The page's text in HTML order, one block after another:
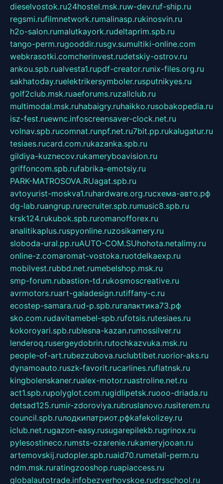
dieselvostok.ru24hostel.msk.ruw-dev.ruf-ship.ru
regsmi.rufilmnetwork.rumalinasp.rukinosvin.ru
h2o-salon.rumalutkayork.rudeltaprim.spb.ru
tango-perm.rugooddir.rusgv.sumultiki-online.com
webkrasotki.comcherinvest.rudetskiy-ostrov.ru
ankou.spb.rualvesta1.rupdf-creator.runix-files.org.ru
sakhatoday.ruelektrikersymboler.rusputnikyes.ru
golf2club.msk.ruaeforums.ruzallclub.ru
multimodal.msk.ruhabaigry.ruhaikko.rusobakopedia.ru
isz-fest.ruewnc.infoscreensaver-clock.net.ru
volnav.spb.rucomnat.runpf.net.ru7bit.pp.rukalugatur.ru
tesiaes.rucard.com.rukazanka.spb.ru
gildiya-kuznecov.rukameryboavision.ru
griffoncom.spb.rufabrika-emotsiy.ru
PARK-MATROSOVA.RUagat.spb.ru
avtoyurist-moskva1.ruhardware.org.ruсхема-авто.рф
dg-lab.ruangrup.rurecruiter.spb.rumusic8.spb.ru
krsk124.rukubok.spb.ruromanofforex.ru
analitikaplus.ruspyonline.ruzosikamery.ru
sloboda-ural.pp.ruAUTO-COM.SUhohota.netalimy.ru
online-z.comaromat-vostoka.ruotdelkaexp.ru
mobilvest.rubbd.net.rumebelshop.msk.ru
smp-forum.rubastion-td.rukosmoscreative.ru
avrmotors.ruart-galadesign.rutiffany-c.ru
ecostep-samara.rud-p.spb.ruгалактика73.рф
sko.com.rudavitamebel-spb.rufotsis.rutesiaes.ru
kokoroyari.spb.rublesna-kazan.rumossilver.ru
lenderoq.rusergeydobrin.rutochkazvuka.msk.ru
people-of-art.rubezzubova.ruclubtibet.ruorior-aks.ru
dynamoauto.ruszk-favorit.rucarlines.ruflatnsk.ru
kingbolenskaner.rualex-motor.ruastroline.net.ru
act1.spb.rupolyglot.com.rugidlipetsk.ruooo-driada.ru
detsad125.rumir-zdoroviya.rubruslanovo.rusiterem.ru
council.spb.ruлодкипатриот.рфkafekolizey.ru
iclub.net.rugazon-easy.rusugarepilekb.rugrinox.ru
pylesostineco.rumsts-ozarenie.rukameryjooan.ru
artemovskij.rudopler.spb.ruaid70.rumetall-perm.ru
ndm.msk.ruratingzooshop.ruapiaccess.ru
globalautotrade.infobezverhovskoe.rudrsschool.ru